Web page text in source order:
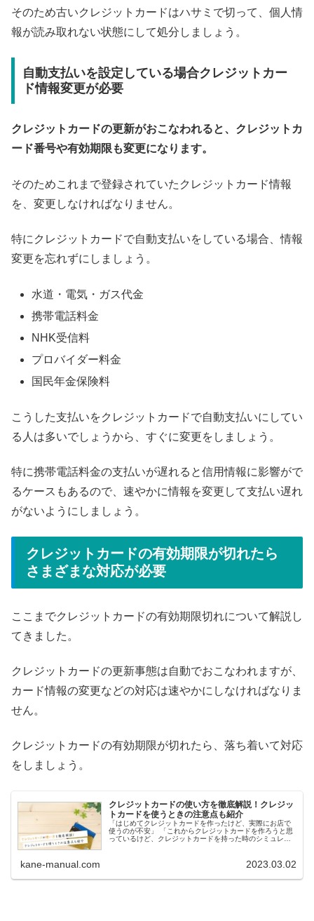
そのため古いクレジットカードはハサミで切って、個人情
報が読み取れない状態にして処分しましょう。
自動支払いを設定している場合クレジットカー
ド情報変更が必要
クレジットカードの更新がおこなわれると、クレジットカ
ード番号や有効期限も変更になります。
そのためこれまで登録されていたクレジットカード情報
を、変更しなければなりません。
特にクレジットカードで自動支払いをしている場合、情報
変更を忘れずにしましょう。
水道・電気・ガス代金
携帯電話料金
NHK受信料
プロバイダー料金
国民年金保険料
こうした支払いをクレジットカードで自動支払いにしてい
る人は多いでしょうから、すぐに変更をしましょう。
特に携帯電話料金の支払いが遅れると信用情報に影響がで
るケースもあるので、速やかに情報を変更して支払い遅れ
がないようにしましょう。
クレジットカードの有効期限が切れたら
さまざまな対応が必要
ここまでクレジットカードの有効期限切れについて解説し
てきました。
クレジットカードの更新事態は自動でおこなわれますが、
カード情報の変更などの対応は速やかにしなければなりま
せん。
クレジットカードの有効期限が切れたら、落ち着いて対応
をしましょう。
クレジットカードの使い方を徹底解説！クレジッ
トカードを使うときの注意点も紹介
「はじめてクレジットカードを作ったけど、実際にお店で
使うのが不安」 「これからクレジットカードを作ろうと思
っているけど、クレジットカードを持った時のシミュレー
kane-manual.com 2023.03.02